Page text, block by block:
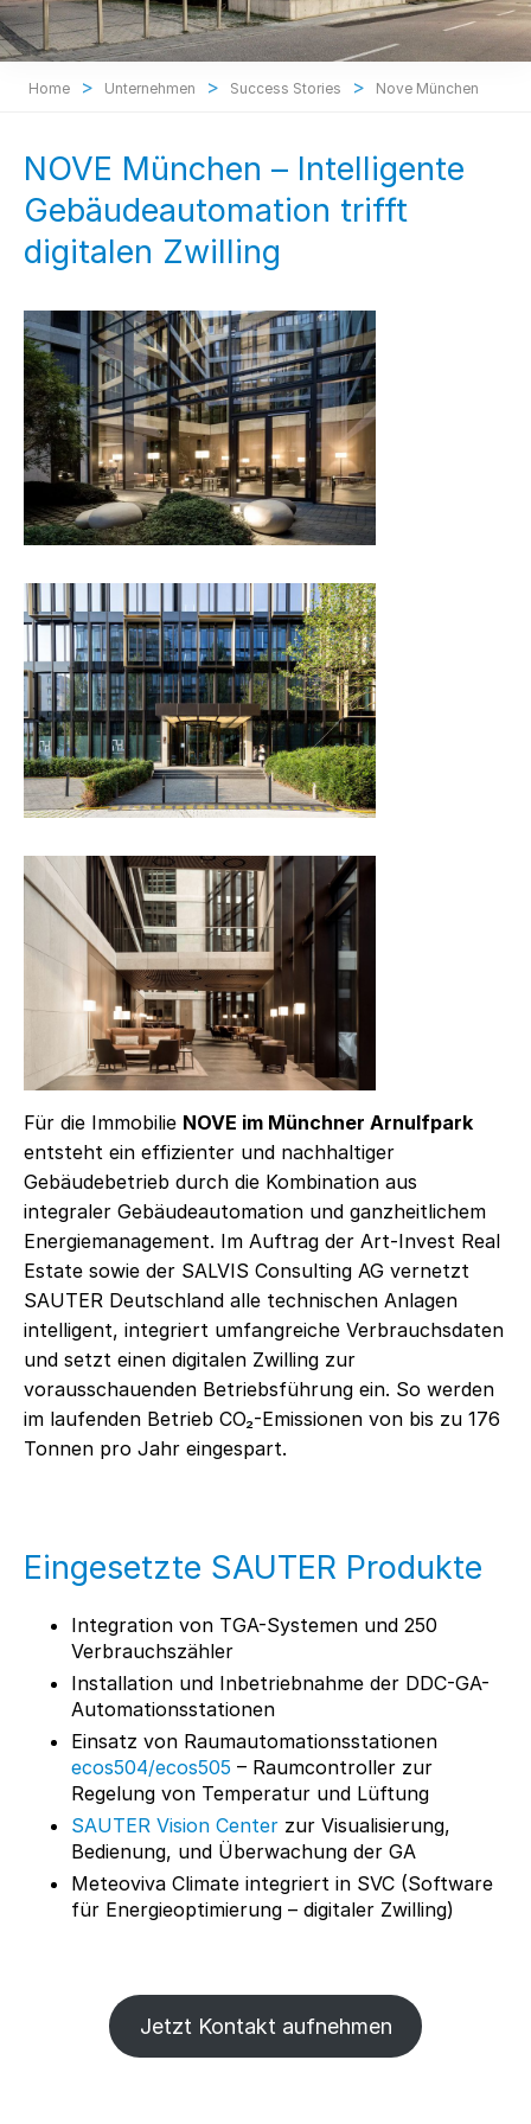
Home > Unternehmen > Success Stories > Nove München
NOVE München – Intelligente
Gebäudeautomation trifft
digitalen Zwilling
Für die Immobilie NOVE im Münchner Arnulfpark
entsteht ein effizienter und nachhaltiger
Gebäudebetrieb durch die Kombination aus
integraler Gebäudeautomation und ganzheitlichem
Energiemanagement. Im Auftrag der Art-Invest Real
Estate sowie der SALVIS Consulting AG vernetzt
SAUTER Deutschland alle technischen Anlagen
intelligent, integriert umfangreiche Verbrauchsdaten
und setzt einen digitalen Zwilling zur
vorausschauenden Betriebsführung ein. So werden
im laufenden Betrieb CO₂-Emissionen von bis zu 176
Tonnen pro Jahr eingespart.
Eingesetzte SAUTER Produkte
Integration von TGA-Systemen und 250
Verbrauchszähler
Installation und Inbetriebnahme der DDC-GA-
Automationsstationen
Einsatz von Raumautomationsstationen
ecos504/ecos505 – Raumcontroller zur
Regelung von Temperatur und Lüftung
SAUTER Vision Center zur Visualisierung,
Bedienung, und Überwachung der GA
Meteoviva Climate integriert in SVC (Software
für Energieoptimierung – digitaler Zwilling)
Jetzt Kontakt aufnehmen